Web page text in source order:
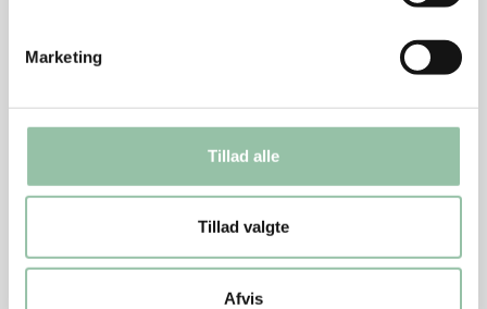
Marketing
Tillad alle
Tillad valgte
Afvis
protein: 38 g
kostfibre: 11 g